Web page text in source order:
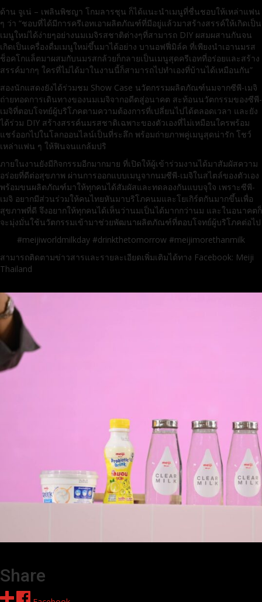
ด้าน จูเน่ – เพลินพิชญา โกมลารชุน ก็ได้แนะนำเมนูที่ชื่นชอบให้เหล่าแฟน
ๆ ว่า “ชอบที่ได้มีการครีเอทเอาผลิตภัณฑ์ที่มีอยู่แล้วมาสร้างสรรค์ให้เกิดเป็น
เมนูใหม่ได้ง่ายๆอย่างนมเมจิรสชาติต่างๆที่สามารถ DIY ผสมผสานกันจน
เกิดเป็นเครื่องดื่มเมนูใหม่ขึ้นมาได้อย่าง บานอฟฟี่มิล์ค ที่เพียงนำเอานมรส
ช็อคโกแล็ตมาผสมกับนมรสกล้วยก็กลายเป็นเมนูสุดครีเอทที่อร่อยและสร้าง
สรรค์มากๆ ใครที่ไม่ได้มาในงานนี้ก็สามารถไปทำเองที่บ้านได้เหมือนกัน”
สองนักแสดงยังได้ร่วมชม Show Case นวัตกรรมผลิตภัณฑ์นมจากซีพี-เมจิ
ถ่ายทอดการเดินทางของนมเมจิจากอดีตสู่อนาคต สะท้อนนวัตกรรมของซีพี-
เมจิที่ตอบโจทย์ผู้บริโภคตามความต้องการที่เปลี่ยนไปได้ตลอดเวลา และยัง
ได้ร่วม DIY สร้างสรรค์นมรสชาติเฉพาะของตัวเองที่ไม่เหมือนใครพร้อม
แชร์ออกไปในโลกออนไลน์เป็นที่ระลึก พร้อมถ่ายภาพคู่เมนูสุดน่ารัก โชว์
เหล่าแฟน ๆ ให้ฟินจนแกล้มปริ
ภายในงานยังมีกิจกรรมอีกมากมาย ที่เปิดให้ผู้เข้าร่วมงานได้มาสัมผัสความ
อร่อยที่ดีต่อสุขภาพ ผ่านการออกแบบเมนูจากนมซีพี-เมจิในสไตล์ของตัวเอง
พร้อมขนผลิตภัณฑ์มาให้ทุกคนได้สัมผัสและทดลองกันแบบจุใจ เพราะซีพี-
เมจิ อยากมีส่วนร่วมให้คนไทยหันมาบริโภคนมและโยเกิร์ตกันมากขึ้นเพื่อ
สุขภาพที่ดี จึงอยากให้ทุกคนได้เห็นว่านมเป็นได้มากกว่านม และในอนาคตก็
จะมุ่งมั่นใช้นวัตกรรมเข้ามาช่วยพัฒนาผลิตภัณฑ์ที่ตอบโจทย์ผู้บริโภคต่อไป
#meijiworldmilkday #drinkthetomorrow #meijimorethanmilk
สามารถติดตามข่าวสารและรายละเอียดเพิ่มเติมได้ทาง Facebook: Meiji
Thailand
Share